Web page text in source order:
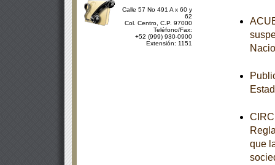
Calle 57 No 491 A x 60 y
62
Col. Centro, C.P. 97000
Teléfono/Fax:
+52 (999) 930-0900
Extensión: 1151
que